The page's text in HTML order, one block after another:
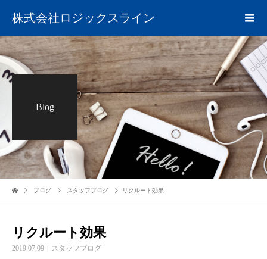
株式会社ロジックスライン
Blog
ブログ スタッフブログ リクルート効果
リクルート効果
2019.07.09 スタッフブログ